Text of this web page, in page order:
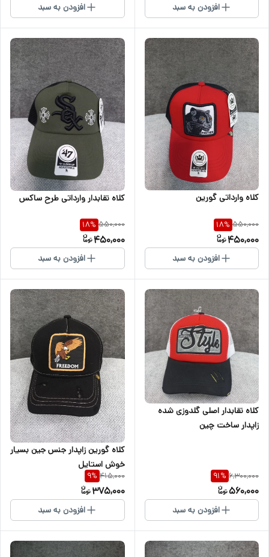
افزودن به سبد افزودن به سبد
کلاه وارداتی گورین
550,000
18%
450,000
افزودن به سبد
کلاه نقابدار وارداتی طرح ساکس
550,000
18%
450,000
افزودن به سبد
کلاه نقابدار اصلی گلدوزی شده
زاپدار ساخت چین
6,300,000
91%
560,000
افزودن به سبد
کلاه گورین زاپدار جنس جین بسیار
خوش استایل
415,000
9%
375,000
افزودن به سبد